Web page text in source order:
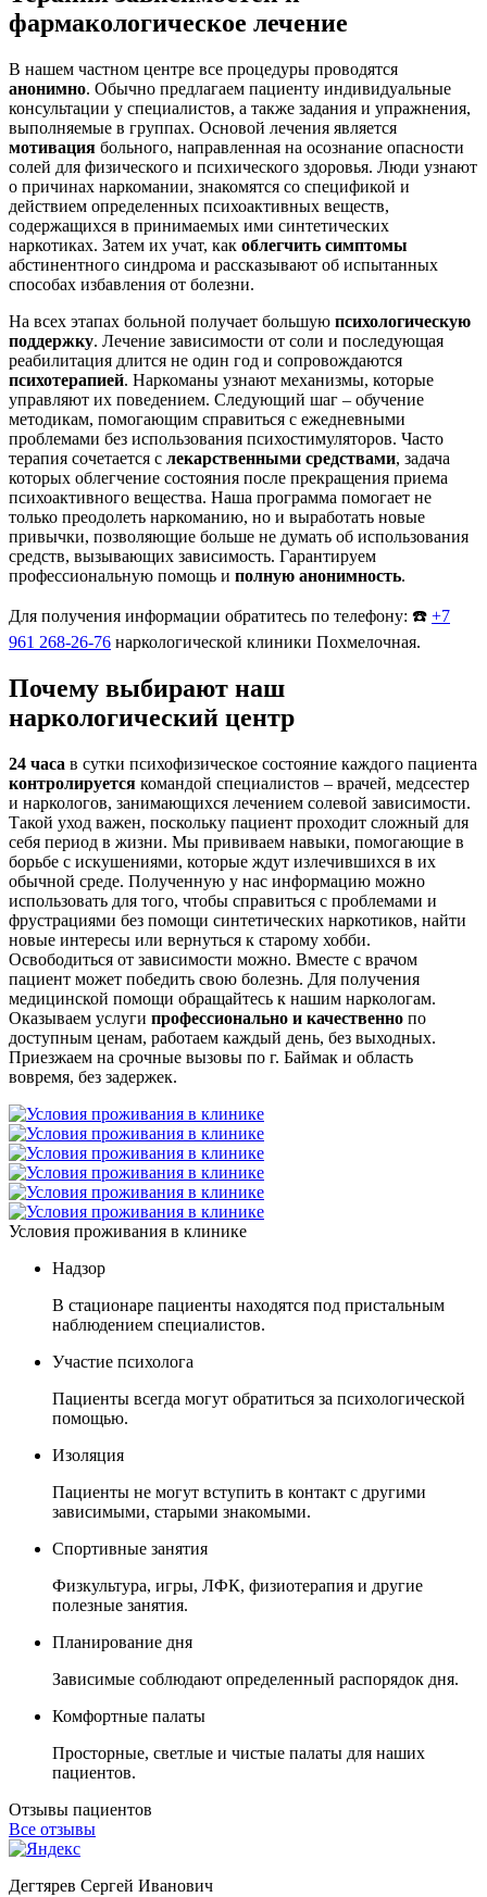
фармакологическое лечение
В нашем частном центре все процедуры проводятся
анонимно. Обычно предлагаем пациенту индивидуальные
консультации у специалистов, а также задания и упражнения,
выполняемые в группах. Основой лечения является
мотивация больного, направленная на осознание опасности
солей для физического и психического здоровья. Люди узнают
о причинах наркомании, знакомятся со спецификой и
действием определенных психоактивных веществ,
содержащихся в принимаемых ими синтетических
наркотиках. Затем их учат, как облегчить симптомы
абстинентного синдрома и рассказывают об испытанных
способах избавления от болезни.
На всех этапах больной получает большую психологическую
поддержку. Лечение зависимости от соли и последующая
реабилитация длится не один год и сопровождаются
психотерапией. Наркоманы узнают механизмы, которые
управляют их поведением. Следующий шаг – обучение
методикам, помогающим справиться с ежедневными
проблемами без использования психостимуляторов. Часто
терапия сочетается с лекарственными средствами, задача
которых облегчение состояния после прекращения приема
психоактивного вещества. Наша программа помогает не
только преодолеть наркоманию, но и выработать новые
привычки, позволяющие больше не думать об использования
средств, вызывающих зависимость. Гарантируем
профессиональную помощь и полную анонимность.
Для получения информации обратитесь по телефону: ☎️ +7
961 268-26-76 наркологической клиники Похмелочная.
Почему выбирают наш
наркологический центр
24 часа в сутки психофизическое состояние каждого пациента
контролируется командой специалистов – врачей, медсестер
и наркологов, занимающихся лечением солевой зависимости.
Такой уход важен, поскольку пациент проходит сложный для
себя период в жизни. Мы прививаем навыки, помогающие в
борьбе с искушениями, которые ждут излечившихся в их
обычной среде. Полученную у нас информацию можно
использовать для того, чтобы справиться с проблемами и
фрустрациями без помощи синтетических наркотиков, найти
новые интересы или вернуться к старому хобби.
Освободиться от зависимости можно. Вместе с врачом
пациент может победить свою болезнь. Для получения
медицинской помощи обращайтесь к нашим наркологам.
Оказываем услуги профессионально и качественно по
доступным ценам, работаем каждый день, без выходных.
Приезжаем на срочные вызовы по г. Баймак и область
вовремя, без задержек.
Условия проживания в клинике
Надзор
В стационаре пациенты находятся под пристальным
наблюдением специалистов.
Участие психолога
Пациенты всегда могут обратиться за психологической
помощью.
Изоляция
Пациенты не могут вступить в контакт с другими
зависимыми, старыми знакомыми.
Спортивные занятия
Физкультура, игры, ЛФК, физиотерапия и другие
полезные занятия.
Планирование дня
Зависимые соблюдают определенный распорядок дня.
Комфортные палаты
Просторные, светлые и чистые палаты для наших
пациентов.
Отзывы пациентов
Все отзывы
Дегтярев Сергей Иванович